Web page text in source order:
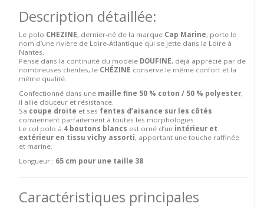
Description détaillée:
Le polo CHEZINE, dernier-né de la marque Cap Marine, porte le
nom d’une rivière de Loire-Atlantique qui se jette dans la Loire à
Nantes.
Pensé dans la continuité du modèle DOUFINE, déjà apprécié par de
nombreuses clientes, le CHÉZINE conserve le même confort et la
même qualité.
Confectionné dans une maille fine 50 % coton / 50 % polyester,
il allie douceur et résistance.
Sa coupe droite et ses fentes d’aisance sur les côtés
conviennent parfaitement à toutes les morphologies.
Le col polo à 4 boutons blancs est orné d’un intérieur et
extérieur en tissu vichy assorti, apportant une touche raffinée
et marine.
Longueur : 65 cm pour une taille 38.
Caractéristiques principales